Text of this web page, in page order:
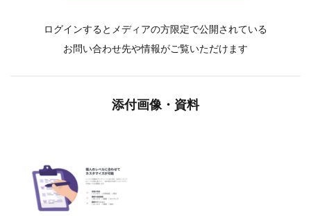
ログインするとメディアの方限定で公開されている
お問い合わせ先や情報がご覧いただけます
添付画像・資料